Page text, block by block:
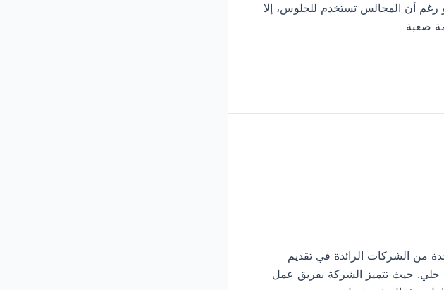
أن المجالس تستخدم للجلوس، إلا
صعبة
بحلي واحدة من الشركات الرائدة في تقديم
حلي. حيث تتميز الشركة بفريق عمل